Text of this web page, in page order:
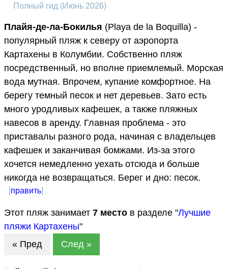
Полный гид (Июнь 2026)
Плайя-де-ла-Бокилья (Playa de la Boquilla) -
популярный пляж к северу от аэропорта
Картахены в Колумбии. Собственно пляж
посредственный, но вполне приемлемый. Морская
вода мутная. Впрочем, купание комфортное. На
берегу темный песок и нет деревьев. Зато есть
много уродливых кафешек, а также пляжных
навесов в аренду. Главная проблема - это
приставалы разного рода, начиная с владельцев
кафешек и заканчивая бомжами. Из-за этого
хочется немедленно уехать отсюда и больше
никогда не возвращаться. Берег и дно: песок.
[править]
Этот пляж занимает 7 место в разделе "Лучшие
пляжи Картахены"
« Пред
След »